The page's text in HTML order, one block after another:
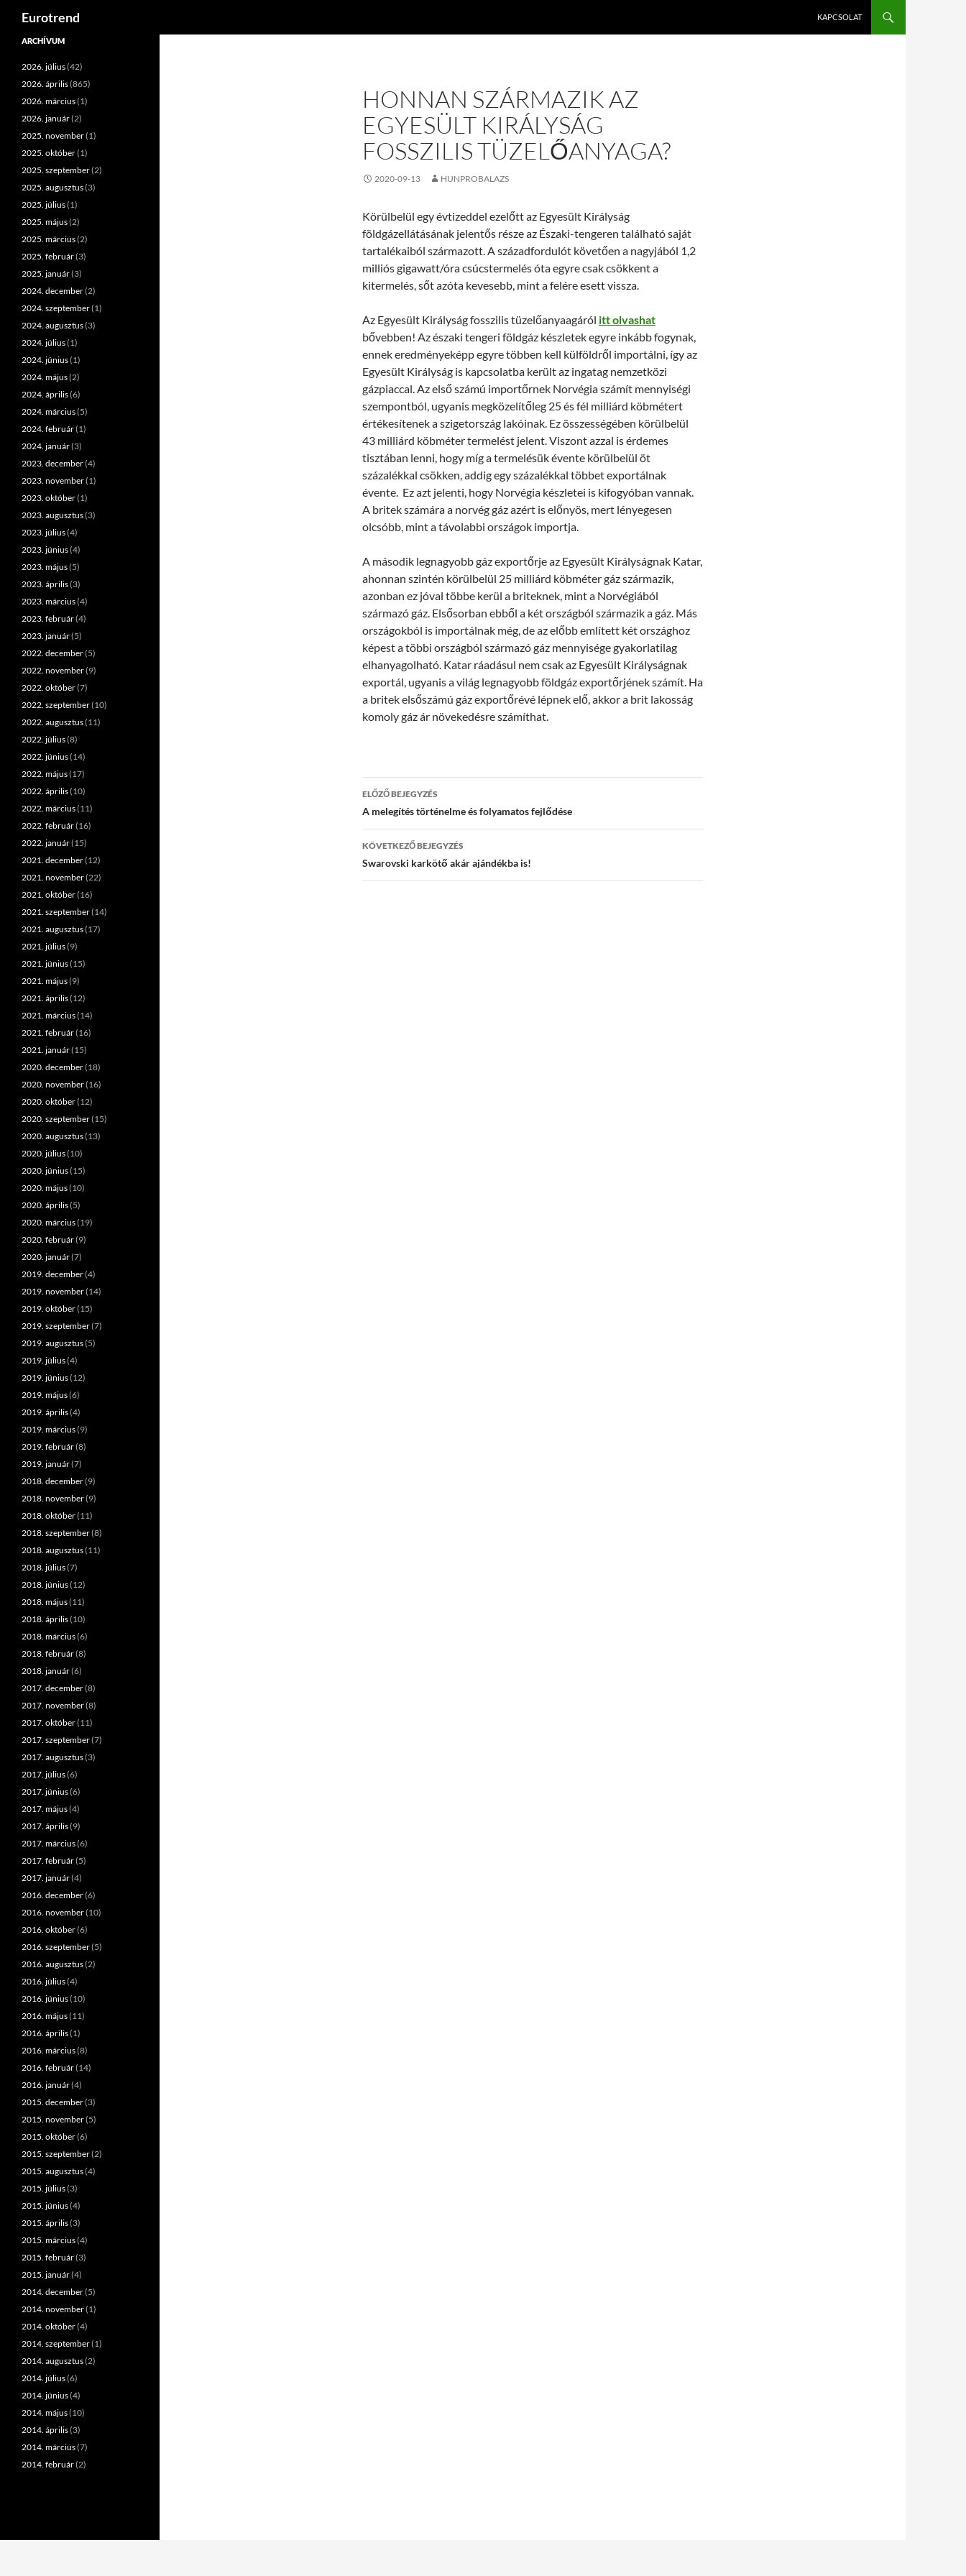
Kilépés
Eurotrend KAPCSOLAT
HONNAN SZÁRMAZIK AZ
EGYESÜLT KIRÁLYSÁG
FOSSZILIS TÜZELŐANYAGA?
2020-09-13 HUNPROBALAZS
Körülbelül egy évtizeddel ezelőtt az Egyesült Királyság
földgázellátásának jelentős része az Északi-tengeren található saját
tartalékaiból származott. A századfordulót követően a nagyjából 1,2
milliós gigawatt/óra csúcstermelés óta egyre csak csökkent a
kitermelés, sőt azóta kevesebb, mint a felére esett vissza.
Az Egyesült Királyság fosszilis tüzelőanyaagáról itt olvashat
bővebben! Az északi tengeri földgáz készletek egyre inkább fogynak,
ennek eredményeképp egyre többen kell külföldről importálni, így az
Egyesült Királyság is kapcsolatba került az ingatag nemzetközi
gázpiaccal. Az első számú importőrnek Norvégia számít mennyiségi
szempontból, ugyanis megközelítőleg 25 és fél milliárd köbmétert
értékesítenek a szigetország lakóinak. Ez összességében körülbelül
43 milliárd köbméter termelést jelent. Viszont azzal is érdemes
tisztában lenni, hogy míg a termelésük évente körülbelül öt
százalékkal csökken, addig egy százalékkal többet exportálnak
évente. Ez azt jelenti, hogy Norvégia készletei is kifogyóban vannak.
A britek számára a norvég gáz azért is előnyös, mert lényegesen
olcsóbb, mint a távolabbi országok importja.
A második legnagyobb gáz exportőrje az Egyesült Királyságnak Katar,
ahonnan szintén körülbelül 25 milliárd köbméter gáz származik,
azonban ez jóval többe kerül a briteknek, mint a Norvégiából
származó gáz. Elsősorban ebből a két országból származik a gáz. Más
országokból is importálnak még, de az előbb említett két országhoz
képest a többi országból származó gáz mennyisége gyakorlatilag
elhanyagolható. Katar ráadásul nem csak az Egyesült Királyságnak
exportál, ugyanis a világ legnagyobb földgáz exportőrjének számít. Ha
a britek elsőszámú gáz exportőrévé lépnek elő, akkor a brit lakosság
komoly gáz ár növekedésre számíthat.
Bejegyzés
navigáció
ELŐZŐ BEJEGYZÉS
A melegítés történelme és folyamatos fejlődése
KÖVETKEZŐ BEJEGYZÉS
Swarovski karkötő akár ajándékba is!
ARCHÍVUM
2026. július(42)
2026. április(865)
2026. március(1)
2026. január(2)
2025. november(1)
2025. október(1)
2025. szeptember(2)
2025. augusztus(3)
2025. július(1)
2025. május(2)
2025. március(2)
2025. február(3)
2025. január(3)
2024. december(2)
2024. szeptember(1)
2024. augusztus(3)
2024. július(1)
2024. június(1)
2024. május(2)
2024. április(6)
2024. március(5)
2024. február(1)
2024. január(3)
2023. december(4)
2023. november(1)
2023. október(1)
2023. augusztus(3)
2023. július(4)
2023. június(4)
2023. május(5)
2023. április(3)
2023. március(4)
2023. február(4)
2023. január(5)
2022. december(5)
2022. november(9)
2022. október(7)
2022. szeptember(10)
2022. augusztus(11)
2022. július(8)
2022. június(14)
2022. május(17)
2022. április(10)
2022. március(11)
2022. február(16)
2022. január(15)
2021. december(12)
2021. november(22)
2021. október(16)
2021. szeptember(14)
2021. augusztus(17)
2021. július(9)
2021. június(15)
2021. május(9)
2021. április(12)
2021. március(14)
2021. február(16)
2021. január(15)
2020. december(18)
2020. november(16)
2020. október(12)
2020. szeptember(15)
2020. augusztus(13)
2020. július(10)
2020. június(15)
2020. május(10)
2020. április(5)
2020. március(19)
2020. február(9)
2020. január(7)
2019. december(4)
2019. november(14)
2019. október(15)
2019. szeptember(7)
2019. augusztus(5)
2019. július(4)
2019. június(12)
2019. május(6)
2019. április(4)
2019. március(9)
2019. február(8)
2019. január(7)
2018. december(9)
2018. november(9)
2018. október(11)
2018. szeptember(8)
2018. augusztus(11)
2018. július(7)
2018. június(12)
2018. május(11)
2018. április(10)
2018. március(6)
2018. február(8)
2018. január(6)
2017. december(8)
2017. november(8)
2017. október(11)
2017. szeptember(7)
2017. augusztus(3)
2017. július(6)
2017. június(6)
2017. május(4)
2017. április(9)
2017. március(6)
2017. február(5)
2017. január(4)
2016. december(6)
2016. november(10)
2016. október(6)
2016. szeptember(5)
2016. augusztus(2)
2016. július(4)
2016. június(10)
2016. május(11)
2016. április(1)
2016. március(8)
2016. február(14)
2016. január(4)
2015. december(3)
2015. november(5)
2015. október(6)
2015. szeptember(2)
2015. augusztus(4)
2015. július(3)
2015. június(4)
2015. április(3)
2015. március(4)
2015. február(3)
2015. január(4)
2014. december(5)
2014. november(1)
2014. október(4)
2014. szeptember(1)
2014. augusztus(2)
2014. július(6)
2014. június(4)
2014. május(10)
2014. április(3)
2014. március(7)
2014. február(2)